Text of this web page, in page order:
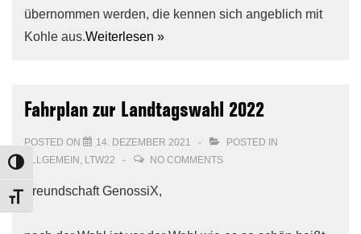
TOGGLE HIGH CONTRAST
TOGGLE FONT SIZE
übernommen werden, die kennen sich angeblich mit
Kohle aus.Weiterlesen »
Fahrplan zur Landtagswahl 2022
POSTED ON 14. DEZEMBER 2021
POSTED IN
ALLGEMEIN LTW22 NO COMMENTS
Freundschaft GenossiX,